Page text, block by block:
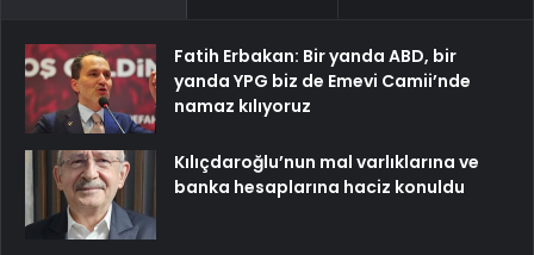
Fatih Erbakan: Bir yanda ABD, bir
yanda YPG biz de Emevi Camii’nde
namaz kılıyoruz
Kılıçdaroğlu’nun mal varlıklarına ve
banka hesaplarına haciz konuldu